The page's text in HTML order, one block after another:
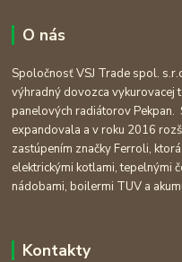
O nás
Spoločnosť VSJ Trade spol.
výhradný dovozca vykurovacej
panelových radiátorov
expandovala a v roku 2016
zastúpením značky Ferroli,
elektrickými kotlami, tepelnými
nádobami, boilermi TUV a
Kontakty